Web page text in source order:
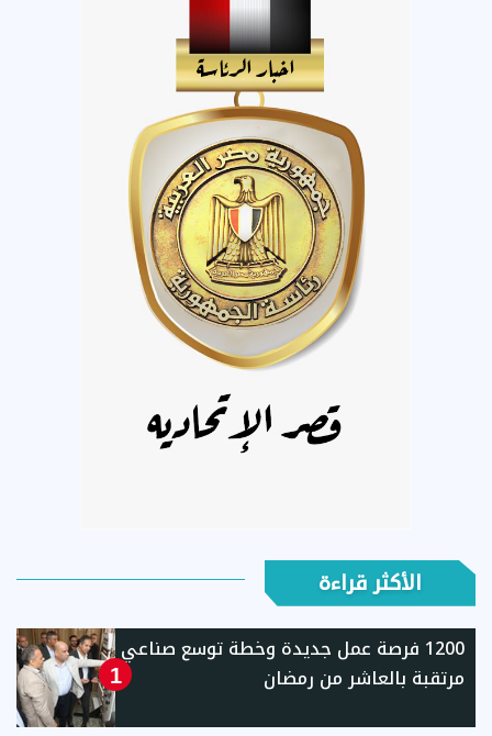
الأكثر قراءة
1
1200 فرصة عمل جديدة وخطة توسع صناعي
مرتقبة بالعاشر من رمضان